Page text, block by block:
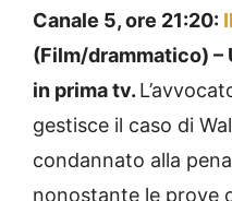
Canale 5, ore 21:20:
(Film/drammatico) –
in prima tv.
gestisce il caso di
condannato alla
nonostante le prove